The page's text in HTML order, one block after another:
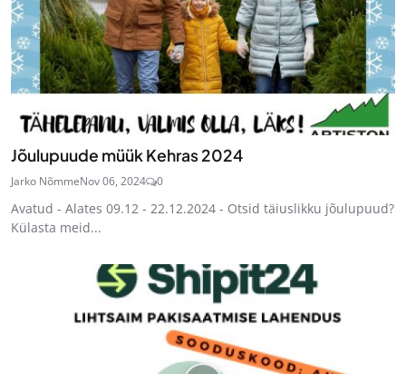
Jõulupuude müük Kehras 2024
Jarko NõmmeNov 06, 2024 0
Avatud - Alates 09.12 - 22.12.2024 - Otsid täiuslikku jõulupuud?
Külasta meid...